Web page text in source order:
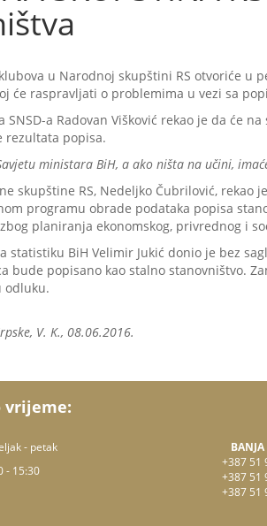
u Narodnoj skupštini RS otvoriće u
će raspravljati o problemima u vezi sa
SNSD-a Radovan Višković rekao je da će
rezultata popisa.
ministara BiH, a ako ništa na učini,
skupštine RS, Nedeljko Čubrilović,
programu obrade podataka popisa
planiranja ekonomskog, privrednog i
statistiku BiH Velimir Jukić donio je bez
bude popisano kao stalno stanovništvo.
odluku.
V. K., 08.06.2016.
vrijeme:
- petak
- 15:30
+387 51
+387 51
+387 51